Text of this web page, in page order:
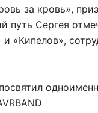
за кровь»,
путь Сергея
«Кипелов»,